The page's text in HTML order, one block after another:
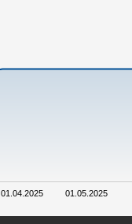
01.04.2025 01.05.2025